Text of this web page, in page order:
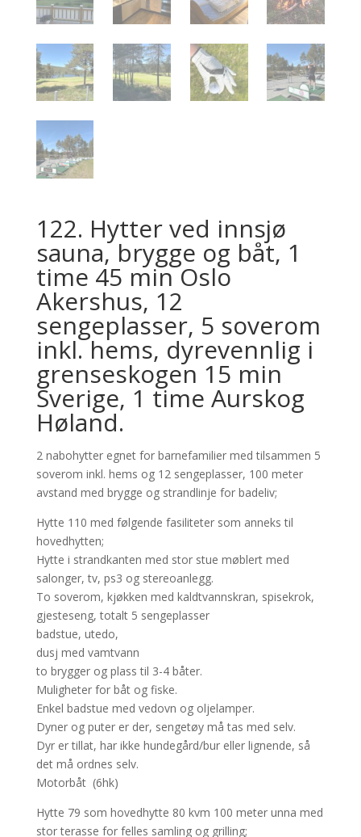
122. Hytter ved innsjø
sauna, brygge og båt, 1
time 45 min Oslo
Akershus, 12
sengeplasser, 5 soverom
inkl. hems, dyrevennlig i
grenseskogen 15 min
Sverige, 1 time Aurskog
Høland.
2 nabohytter egnet for barnefamilier med tilsammen 5
soverom inkl. hems og 12 sengeplasser, 100 meter
avstand med brygge og strandlinje for badeliv;
Hytte 110 med følgende fasiliteter som anneks til
hovedhytten;
Hytte i strandkanten med stor stue møblert med
salonger, tv, ps3 og stereoanlegg.
To soverom, kjøkken med kaldtvannskran, spisekrok,
gjesteseng, totalt 5 sengeplasser
badstue, utedo,
dusj med vamtvann
to brygger og plass til 3-4 båter.
Muligheter for båt og fiske.
Enkel badstue med vedovn og oljelamper.
Dyner og puter er der, sengetøy må tas med selv.
Dyr er tillat, har ikke hundegård/bur eller lignende, så
det må ordnes selv.
Motorbåt (6hk)
Hytte 79 som hovedhytte 80 kvm 100 meter unna med
stor terasse for felles samling og grilling;